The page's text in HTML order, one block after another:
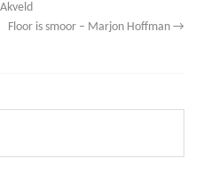
Floor is smoor – Marjon Hoffman →